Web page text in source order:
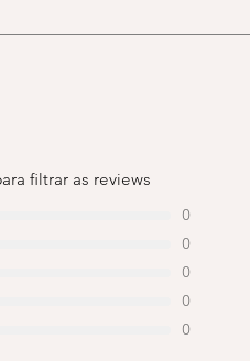
filtrar as reviews
0
0
0
0
0